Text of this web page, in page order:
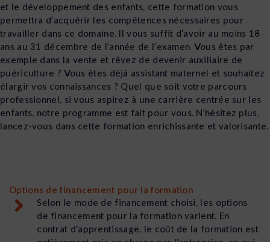
et le développement des enfants, cette formation vous
permettra d’acquérir les compétences nécessaires pour
travailler dans ce domaine. Il vous suffit d’avoir au moins 18
ans au 31 décembre de l’année de l’examen. Vous êtes par
exemple dans la vente et rêvez de devenir auxiliaire de
puériculture ? Vous êtes déjà assistant maternel et souhaitez
élargir vos connaissances ? Quel que soit votre parcours
professionnel, si vous aspirez à une carrière centrée sur les
enfants, notre programme est fait pour vous. N’hésitez plus,
lancez-vous dans cette formation enrichissante et valorisante.
Options de financement pour la formation
Selon le mode de financement choisi, les options
de financement pour la formation varient. En
contrat d'apprentissage, le coût de la formation est